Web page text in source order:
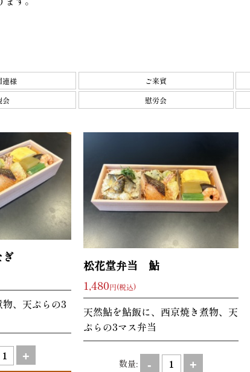
連様 ご来賓
会 慰労会
、天ぷらの3
+
松花堂弁当 鮎
1,480円(税込)
天然鮎を鮎飯に、西京焼き煮物、天
ぷらの3マス弁当
数量: - +